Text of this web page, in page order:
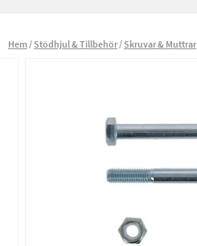
Hem Stödhjul & Tillbehör Skruvar & Muttrar